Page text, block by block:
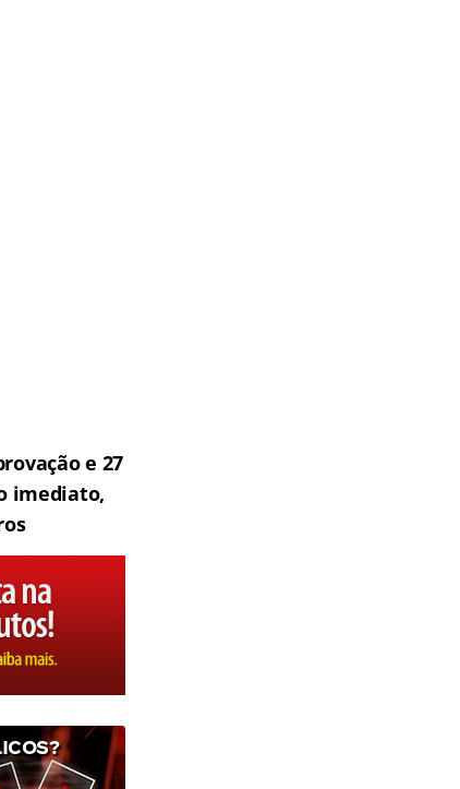
e 27
imediato,